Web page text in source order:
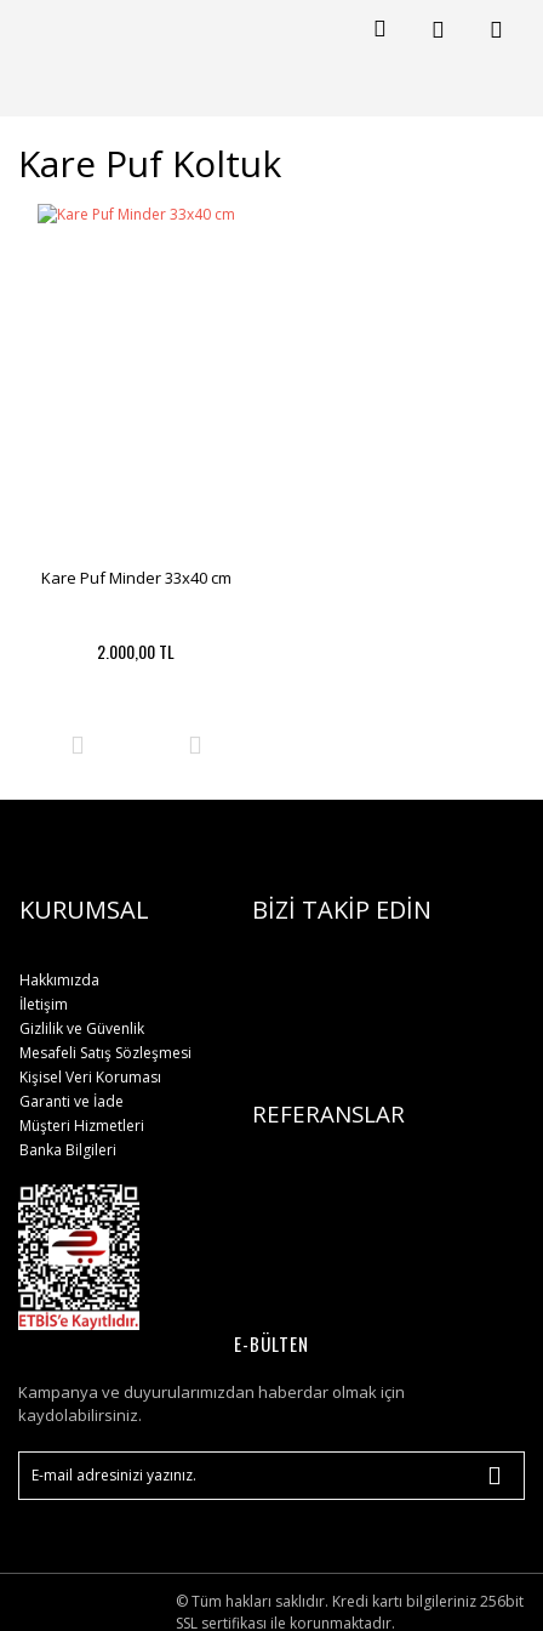
Kare Puf Koltuk
Kare Puf Minder 33x40 cm
2.000,00 TL
KURUMSAL BİZİ TAKİP EDİN
Hakkımızda
İletişim
Gizlilik ve Güvenlik
Mesafeli Satış Sözleşmesi
Kişisel Veri Koruması
REFERANSLAR
Garanti ve İade
Müşteri Hizmetleri
Banka Bilgileri
E-BÜLTEN
Kampanya ve duyurularımızdan haberdar olmak için
kaydolabilirsiniz.
© Tüm hakları saklıdır. Kredi kartı bilgileriniz 256bit
SSL sertifikası ile korunmaktadır.